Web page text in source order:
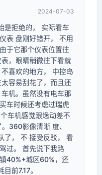
2024-07-03
是拒绝的， 实际看车
表 盘刚好错开， 不用
于它那个仪表位置往
，眼睛稍微往下看就
喜欢的地方， 中控岛
容易刮花了，而且还
车时候还考虑过瑞虎
车机感觉跟逸动差不
360影像清晰 度、
了， 不 接受反驳， 看
过。 首先说下我路
40%+城区60%，还
前7.17。